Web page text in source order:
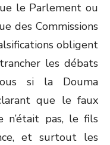
le Parlement ou
des Commissions
obligent
les débats
si la Douma
que le faux
n’était pas, le fils
et surtout les